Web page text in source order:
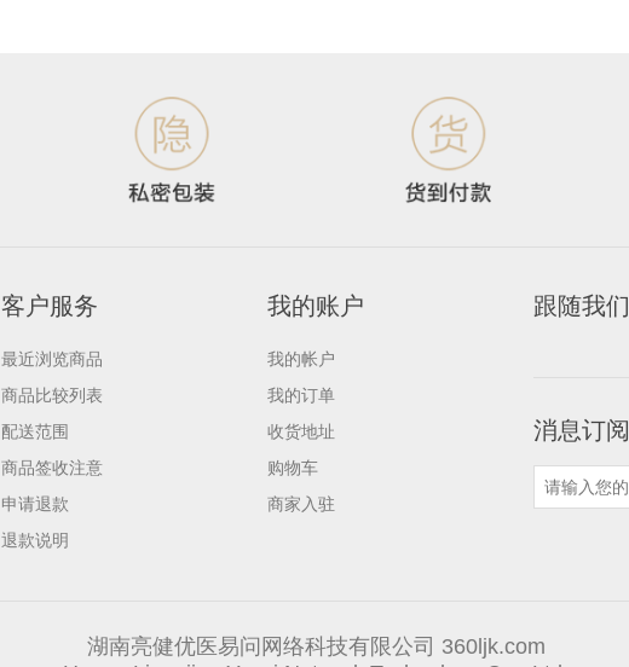
客户服务
最近浏览商品
商品比较列表
配送范围
商品签收注意
申请退款
退款说明
我的账户
我的帐户
我的订单
收货地址
购物车
商家入驻
跟随我们
消息订阅
湖南亮健优医易问网络科技有限公司 360ljk.com